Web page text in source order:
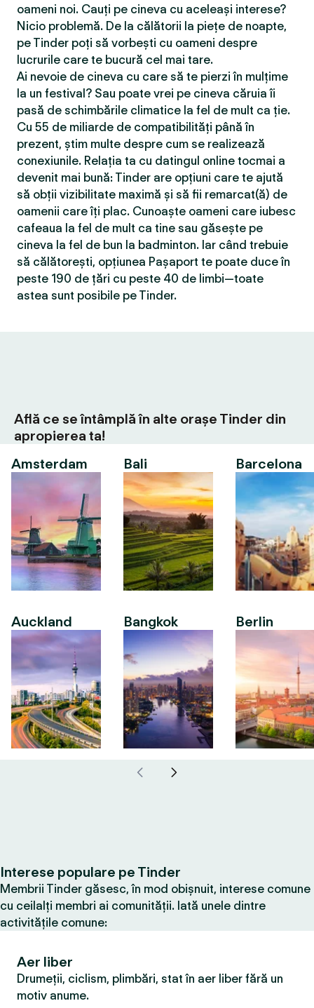
oameni noi. Cauți pe cineva cu aceleași interese?
Nicio problemă. De la călătorii la piețe de noapte,
pe Tinder poți să vorbești cu oameni despre
lucrurile care te bucură cel mai tare.
Ai nevoie de cineva cu care să te pierzi în mulțime
la un festival? Sau poate vrei pe cineva căruia îi
pasă de schimbările climatice la fel de mult ca ție.
Cu 55 de miliarde de compatibilităţi până în
prezent, știm multe despre cum se realizează
conexiunile. Relația ta cu datingul online tocmai a
devenit mai bună: Tinder are opțiuni care te ajută
să obții vizibilitate maximă și să fii remarcat(ă) de
oamenii care îți plac. Cunoaște oameni care iubesc
cafeaua la fel de mult ca tine sau găsește pe
cineva la fel de bun la badminton. Iar când trebuie
să călătorești, opțiunea Pașaport te poate duce în
peste 190 de țări cu peste 40 de limbi—toate
astea sunt posibile pe Tinder.
Află ce se întâmplă în alte orașe Tinder din
apropierea ta!
Amsterdam
Auckland
Bali
Bangkok
Barcelona
Berlin
Interese populare pe Tinder
Membrii Tinder găsesc, în mod obișnuit, interese comune
cu ceilalți membri ai comunității. Iată unele dintre
activitățile comune:
Aer liber
Drumeții, ciclism, plimbări, stat în aer liber fără un
motiv anume.